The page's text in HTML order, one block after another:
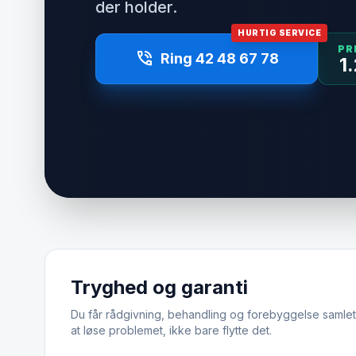
der holder.
HURTIG SERVICE
phone_in_talk Ring 42 48 67 78
Tryghed og garanti
Du får rådgivning, behandling og forebyggelse
at løse problemet, ikke bare flytte det.